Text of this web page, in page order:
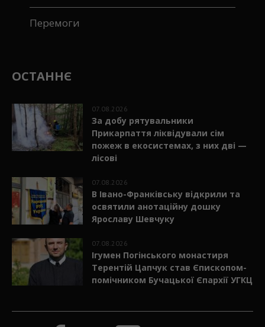
Перемоги
ОСТАННЄ
07.08.2026
За добу рятувальники
Прикарпаття ліквідували сім
пожеж в екосистемах, з них дві —
лісові
07.08.2026
В Івано-Франківську відкрили та
освятили анотаційну дошку
Ярославу Шевчуку
07.08.2026
Ігумен Погінського монастиря
Терентій Цапчук став Єпископом-
помічником Бучацької Єпархії УГКЦ